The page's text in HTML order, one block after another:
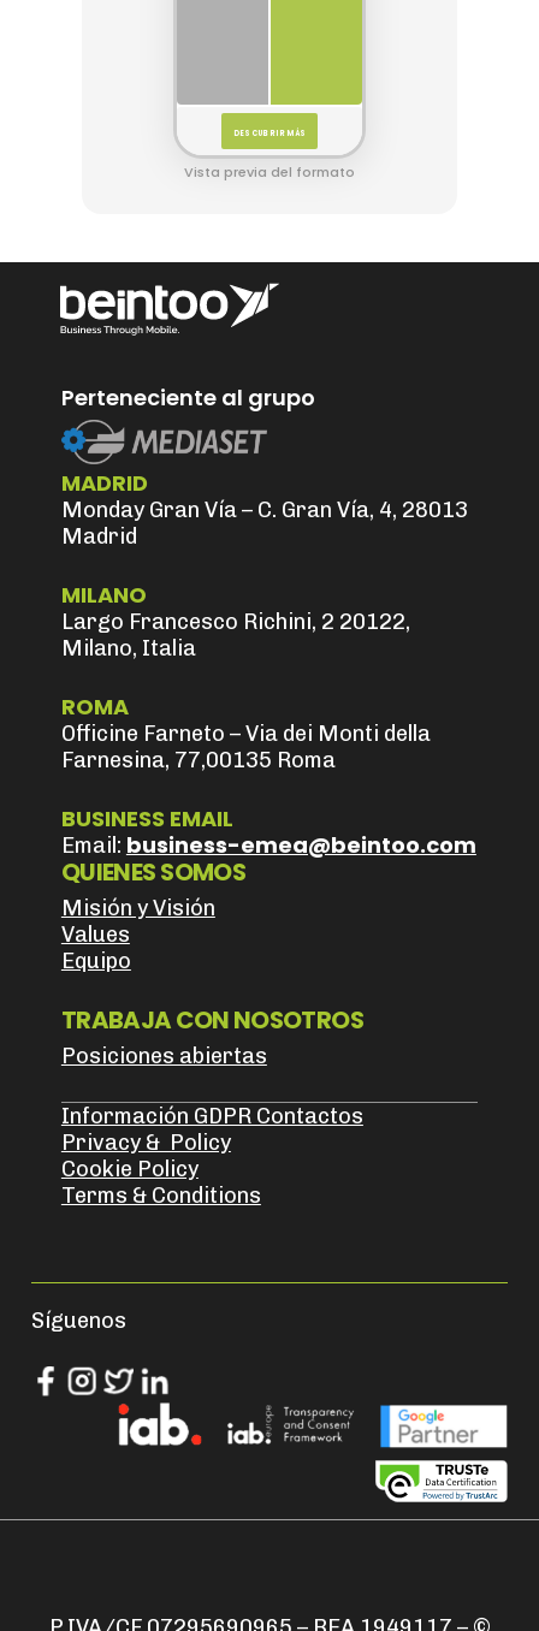
DESCUBRIR MÁS
Vista previa del formato
Perteneciente al grupo
MADRID
Monday Gran Vía – C. Gran Vía, 4, 28013
Madrid
MILANO
Largo Francesco Richini, 2 20122,
Milano, Italia
ROMA
Officine Farneto – Via dei Monti della
Farnesina, 77,00135 Roma
BUSINESS EMAIL
Email: business-emea@beintoo.com
QUIENES SOMOS
Misión y Visión
Values
Equipo
TRABAJA CON NOSOTROS
Posiciones abiertas
Información GDPR Contactos
Privacy & Policy
Cookie Policy
Terms & Conditions
Síguenos